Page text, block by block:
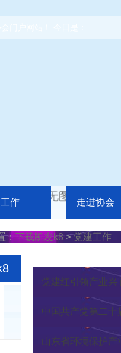
作 走进协会
： 下载凯发k8>党建工作
党建红引领产业
中国共产党第二十
山东省环境保护